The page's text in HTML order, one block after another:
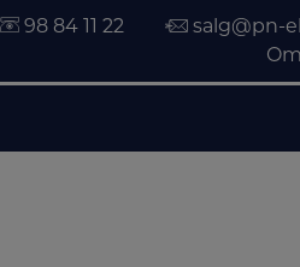
98 84 11 22
salg@pn-